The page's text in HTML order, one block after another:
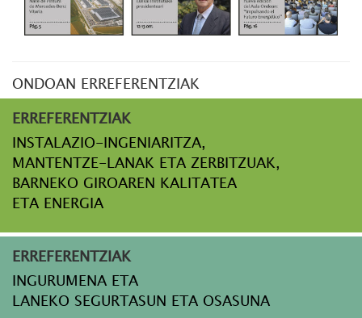
ONDOAN ERREFERENTZIAK
ERREFERENTZIAK
INSTALAZIO-INGENIARITZA,
MANTENTZE-LANAK ETA ZERBITZUAK,
BARNEKO GIROAREN KALITATEA
ETA ENERGIA
ERREFERENTZIAK
INGURUMENA ETA
LANEKO SEGURTASUN ETA OSASUNA